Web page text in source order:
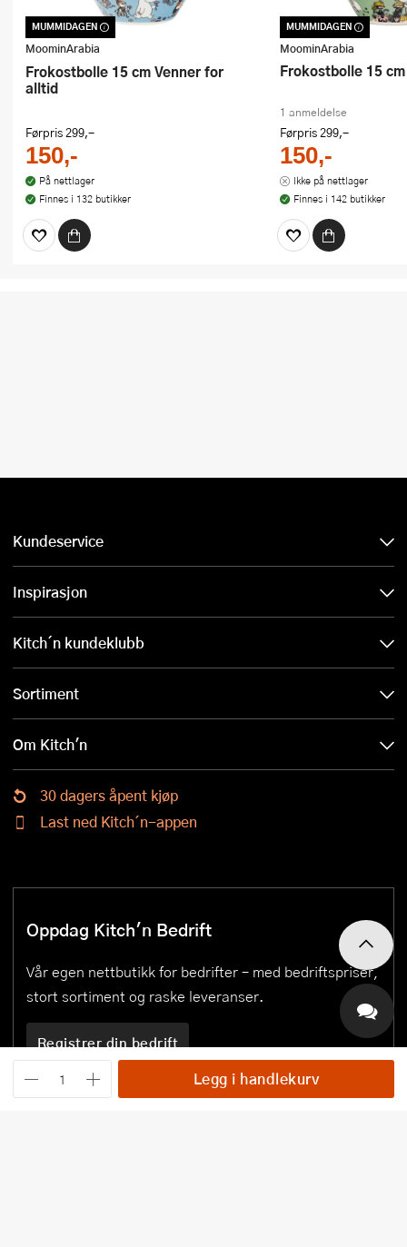
Legg i handlekurv
MUMMIDAGEN
Dette produktet er inkludert i vår
kampanje. Benytt deg av rabatten i dag!
MoominArabia
Frokostbolle 15 cm Venner for
alltid
Førpris299,-
150,-
På nettlager
Finnes i 132 butikker
MUMMIDAGEN
Dette produktet er
kampanje. Benytt
MoominArabia
Frokostbolle 15
1 anmeldelse
Førpris299,-
150,-
Ikke på nettlager
Finnes i 142 butikker
Kundeservice
Inspirasjon
Kitch´n kundeklubb
Sortiment
Om Kitch'n
30 dagers åpent kjøp
Last ned Kitch´n-appen
Oppdag Kitch'n Bedrift
Vår egen nettbutikk for bedrifter – med bedriftspriser,
stort sortiment og raske leveranser.
Registrer din bedrift